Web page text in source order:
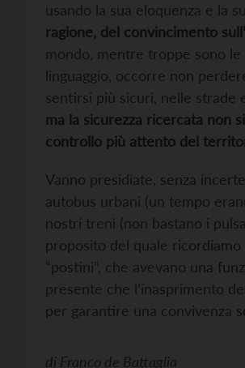
usando la sua eloquenza e la
ragione, del convincimento
mondo, mentre troppe sono
linguaggio, occorre non
sentirsi più sicuri, nelle strade
ma la sicurezza ricercata non
controllo più attento del
Vanno presidiate, senza
autobus urbani (un tempo
nostri treni (non bastano i
proposito del quale
“postini”, che avevano una
presente che l’inasprimento
per garantire una convivenza
di Franco de Battaglia